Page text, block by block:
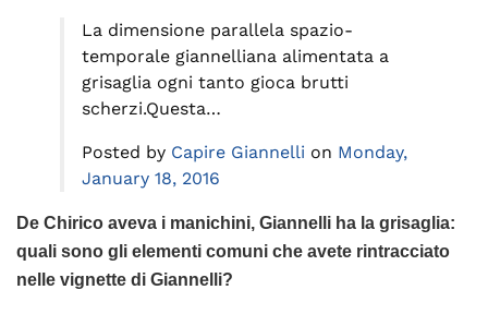
La dimensione parallela spazio-
temporale giannelliana alimentata a
grisaglia ogni tanto gioca brutti
scherzi.Questa…
Posted by Capire Giannelli on Monday,
January 18, 2016
De Chirico aveva i manichini, Giannelli ha la grisaglia:
quali sono gli elementi comuni che avete rintracciato
nelle vignette di Giannelli?